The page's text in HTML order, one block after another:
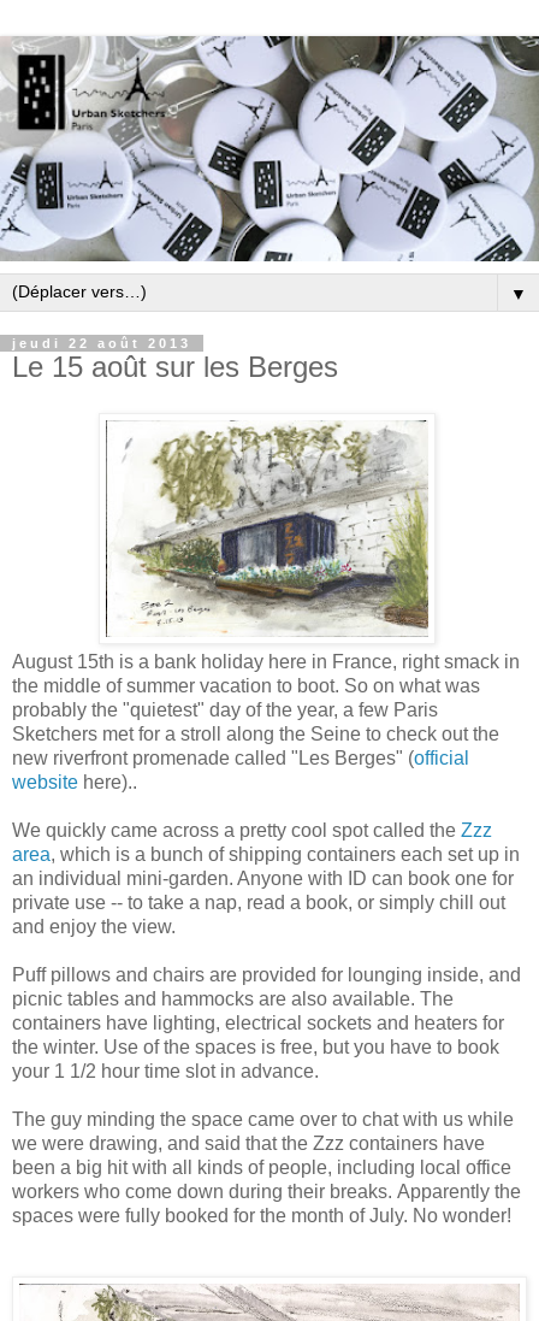
▼
jeudi 22 août 2013
Le 15 août sur les Berges
August 15th is a bank holiday here in France, right smack in
the middle ofsummer vacation to boot. So on what was
probably the "quietest" day of the year, a few Paris
Sketchers met for a stroll along the Seine to check out the
new riverfront promenade called "Les Berges" (official
website here)..
We quickly came across a pretty cool spot called the Zzz
area, which is a bunch of shipping containers each set up in
an individual mini-garden. Anyone with ID can book one for
private use -- to take a nap, read a book, or simply chill out
and enjoy the view.
Puff pillows and chairs are provided for lounging inside, and
picnic tables and hammocks are also available. The
containers have lighting, electrical sockets and heaters for
the winter. Use of the spaces is free, but you have to book
your 1 1/2 hour time slot in advance.
The guy minding the space came over to chat with us while
we were drawing, and said that the Zzz containers have
been a big hit with all kinds of people, including local office
workers who come down during their breaks. Apparently the
spaces were fully booked for the month of July. No wonder!